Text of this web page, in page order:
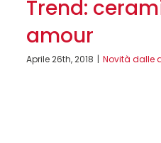
Trend:
amour
Aprile 26th, 2018 | Novità dalle